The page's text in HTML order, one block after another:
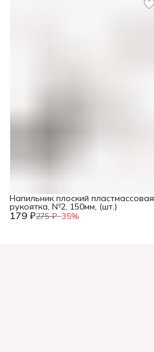
179 ₽275 ₽−35%
Напильник плоский пластмассовая
рукоятка, №2, 150мм, (шт.)